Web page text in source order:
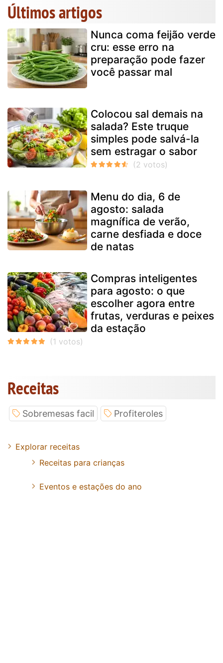
Últimos artigos
Nunca coma feijão verde
cru: esse erro na
preparação pode fazer
você passar mal
Colocou sal demais na
salada? Este truque
simples pode salvá-la
sem estragar o sabor
Menu do dia, 6 de
agosto: salada
magnífica de verão,
carne desfiada e doce
de natas
Compras inteligentes
para agosto: o que
escolher agora entre
frutas, verduras e peixes
da estação
Receitas
Sobremesas facil Profiteroles
Explorar receitas
Receitas para crianças
Eventos e estações do ano